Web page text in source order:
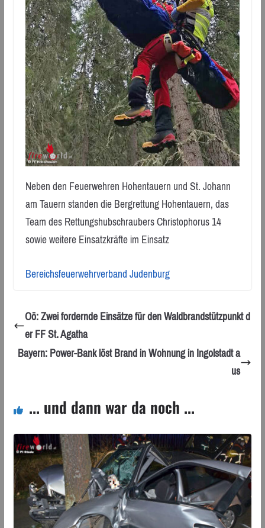
Neben den Feuerwehren Hohentauern und St. Johann
am Tauern standen die Bergrettung Hohentauern, das
Team des Rettungshubschraubers Christophorus 14
sowie weitere Einsatzkräfte im Einsatz
Bereichsfeuerwehrverband Judenburg
Oö: Zwei fordernde Einsätze für den Waldbrandstützpunkt d
er FF St. Agatha
Bayern: Power-Bank löst Brand in Wohnung in Ingolstadt a
us
... und dann war da noch ...